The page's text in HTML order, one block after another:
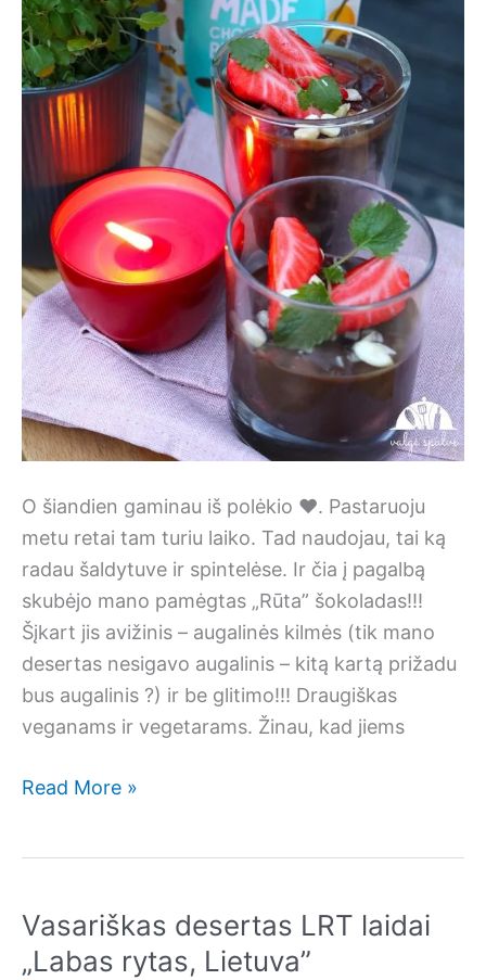
O šiandien gaminau iš polėkio ❤. Pastaruoju
metu retai tam turiu laiko. Tad naudojau, tai ką
radau šaldytuve ir spintelėse. Ir čia į pagalbą
skubėjo mano pamėgtas „Rūta” šokoladas!!!
Šįkart jis avižinis – augalinės kilmės (tik mano
desertas nesigavo augalinis – kitą kartą prižadu
bus augalinis ?) ir be glitimo!!! Draugiškas
veganams ir vegetarams. Žinau, kad jiems
Šokoladinis
Read More »
Vasariškas desertas LRT laidai
„Labas rytas, Lietuva”